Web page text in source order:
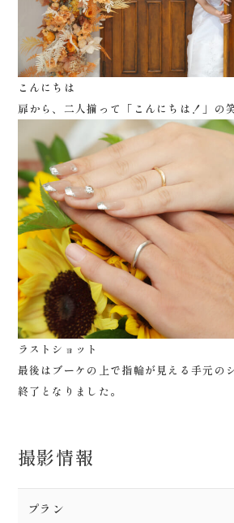
こんにちは
扉から、二人揃って「こんにちは！」の
ラストショット
最後はブーケの上で指輪が見える手元の
終了となりました。
撮影情報
プラン